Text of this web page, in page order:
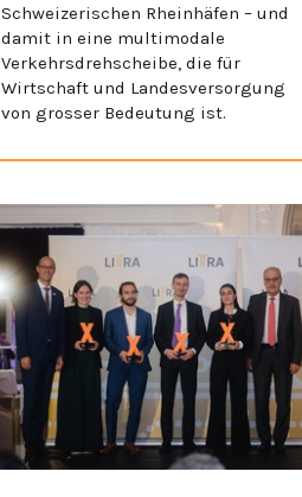
Schweizerischen Rheinhäfen – und
damit in eine multimodale
Verkehrsdrehscheibe, die für
Wirtschaft und Landesversorgung
von grosser Bedeutung ist.